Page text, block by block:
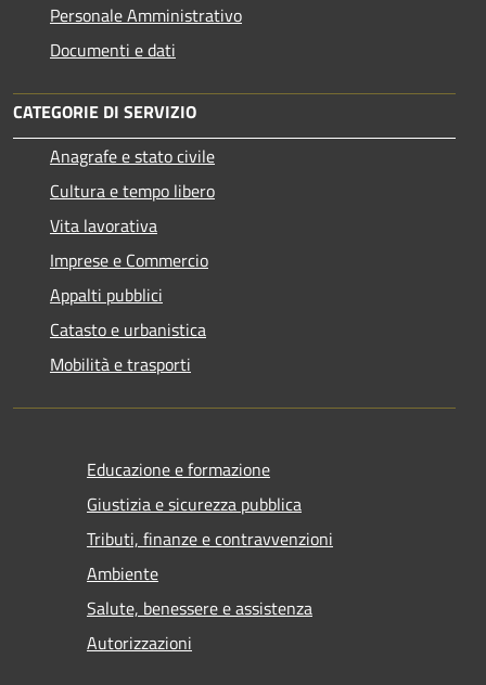
Personale Amministrativo
Documenti e dati
CATEGORIE DI SERVIZIO
Anagrafe e stato civile
Cultura e tempo libero
Vita lavorativa
Imprese e Commercio
Appalti pubblici
Catasto e urbanistica
Mobilità e trasporti
Educazione e formazione
Giustizia e sicurezza pubblica
Tributi, finanze e contravvenzioni
Ambiente
Salute, benessere e assistenza
Autorizzazioni